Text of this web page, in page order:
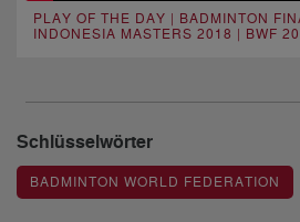
PLAY OF THE DAY | BADMINTON
INDONESIA MASTERS 2018 | BWF
Schlüsselwörter
BADMINTON WORLD FEDERATION